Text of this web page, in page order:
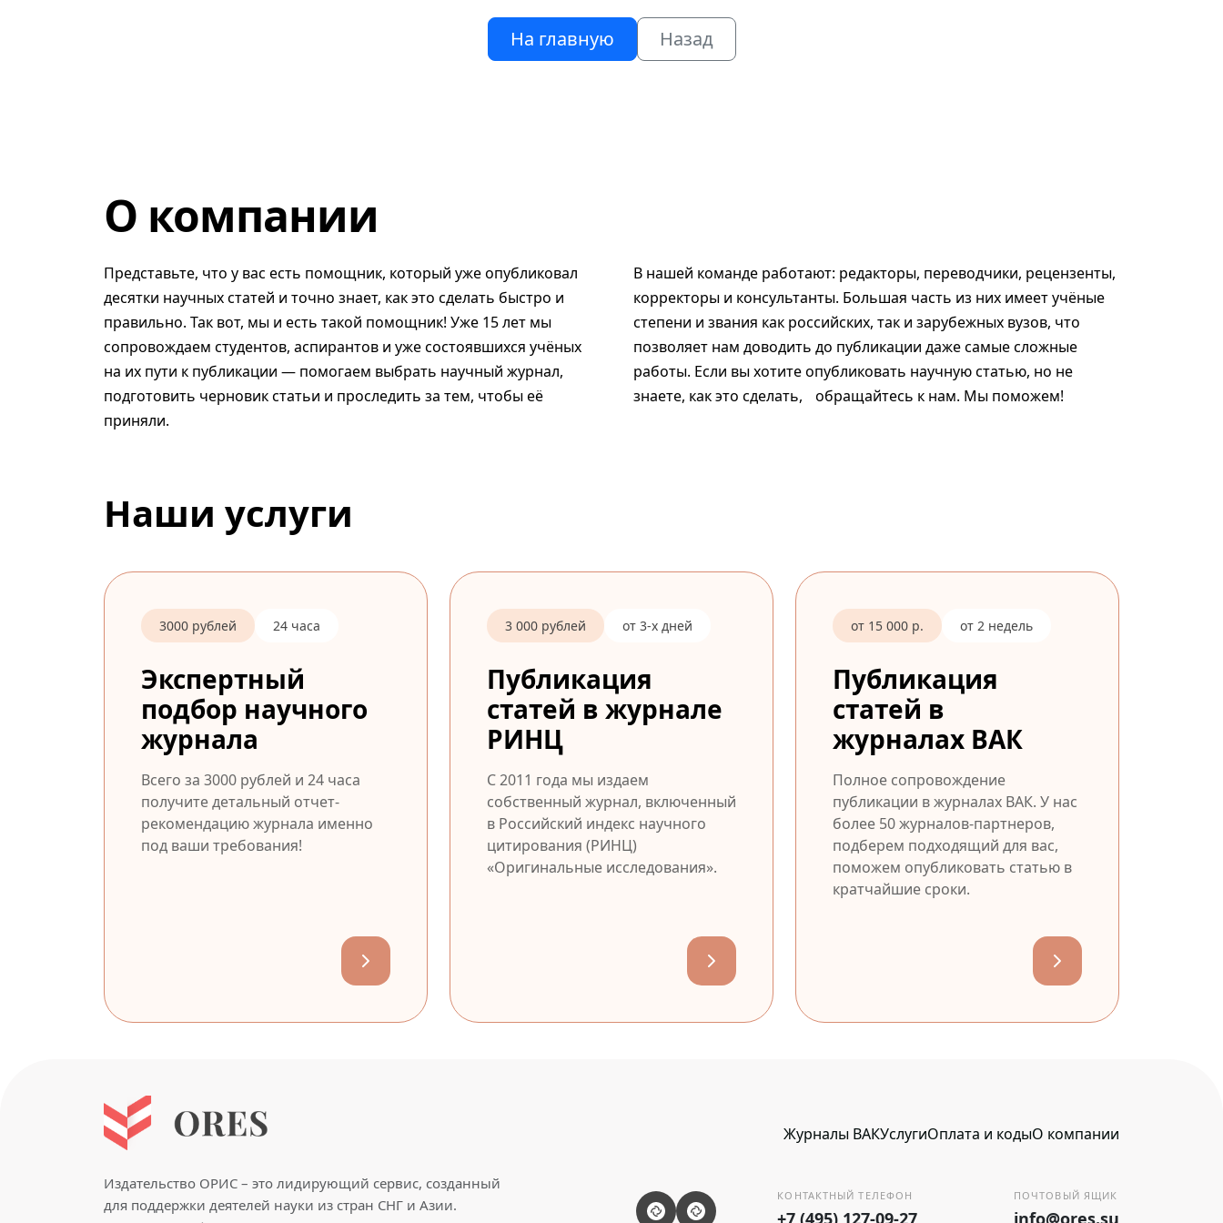
На главную Назад
О компании
Представьте, что у вас есть помощник, который уже опубликовал
десятки научных статей и точно знает, как это сделать быстро и
правильно. Так вот, мы и есть такой помощник! Уже 15 лет мы
сопровождаем студентов, аспирантов и уже состоявшихся учёных
на их пути к публикации — помогаем выбрать научный журнал,
подготовить черновик статьи и проследить за тем, чтобы её
приняли.
В нашей команде работают: редакторы, переводчики, рецензенты,
корректоры и консультанты. Большая часть из них имеет учёные
степени и звания как российских, так и зарубежных вузов, что
позволяет нам доводить до публикации даже самые сложные
работы. Если вы хотите опубликовать научную статью, но не
знаете, как это сделать, обращайтесь к нам. Мы поможем!
Наши услуги
3000 рублей 24 часа
Экспертный
подбор научного
журнала
Всего за 3000 рублей и 24 часа
получите детальный отчет-
рекомендацию журнала именно
под ваши требования!
3 000 рублей от 3-х дней
Публикация
статей в журнале
РИНЦ
С 2011 года мы издаем
собственный журнал, включенный
в Российский индекс научного
цитирования (РИНЦ)
«Оригинальные исследования».
от 15 000 р. от 2 недель
Публикация
статей в
журналах ВАК
Полное сопровождение
публикации в журналах ВАК. У нас
более 50 журналов-партнеров,
подберем подходящий для вас,
поможем опубликовать статью в
кратчайшие сроки.
Издательство ОРИС – это лидирующий сервис, созданный
для поддержки деятелей науки из стран СНГ и Азии.
Журналы ВАКУслугиОплата и кодыО компании
КОНТАКТНЫЙ ТЕЛЕФОН
+7 (495) 127-09-27
ПОЧТОВЫЙ ЯЩИК
info@ores.su